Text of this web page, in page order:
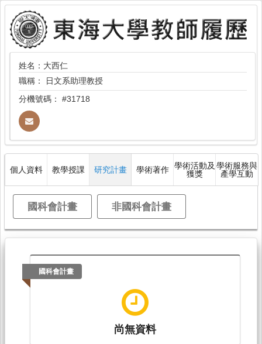
姓名：大西仁
職稱：
日文系助理教授
分機號碼： #31718
個人資料 教學授課 研究計畫 學術著作 學術活動及
獲獎
學術服務與
產學互動
國科會計畫 非國科會計畫
國科會計畫
尚無資料